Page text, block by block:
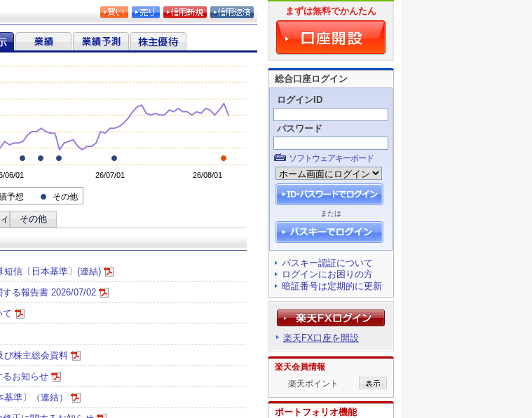
まずは無料でかんたん
総合口座ログイン
ログインID
パスワード
ソフトウェアキーボード
または
パスキー認証について
ログインにお困りの方
暗証番号は定期的に更新
楽天FX口座を開設
楽天会員情報
楽天ポイント
ポートフォリオ機能